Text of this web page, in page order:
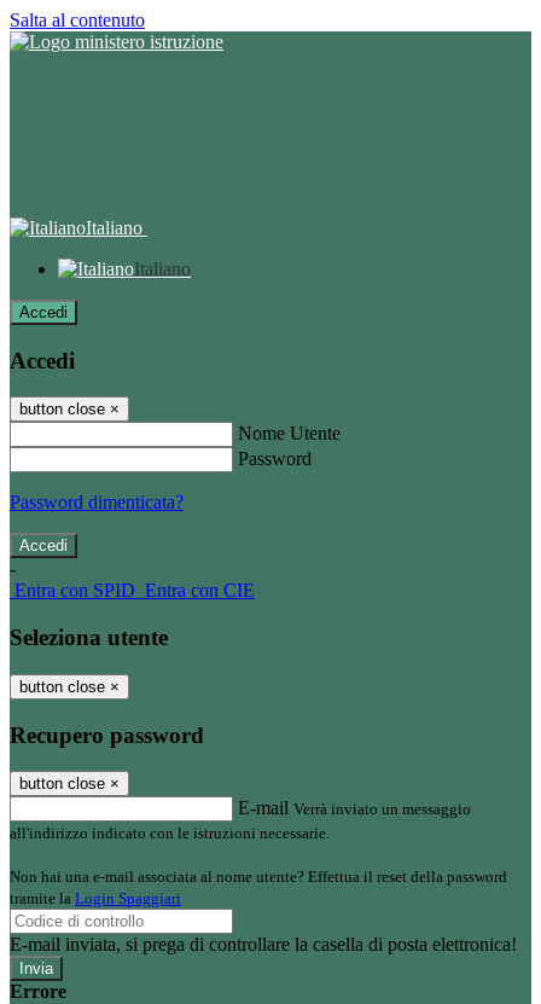
Salta al contenuto
Italiano
Italiano
Accedi
Accedi
button close ×
Nome Utente
Password
Password dimenticata?
-
Entra con SPID Entra con CIE
Seleziona utente
button close ×
Recupero password
button close ×
E-mail Verrà inviato un messaggio
all'indirizzo indicato con le istruzioni necessarie.
Non hai una e-mail associata al nome utente? Effettua il reset della password
tramite la Login Spaggiari
E-mail inviata, si prega di controllare la casella di posta elettronica!
Errore